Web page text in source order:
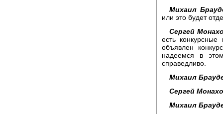
Михаил
или это будет
Сергей
есть
объявлен
надеемся в
справедливо.
Михаил
Сергей
Михаил